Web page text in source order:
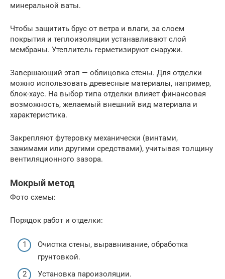
минеральной ваты.
Чтобы защитить брус от ветра и влаги, за слоем
покрытия и теплоизоляции устанавливают слой
мембраны. Утеплитель герметизируют снаружи.
Завершающий этап — облицовка стены. Для отделки
можно использовать древесные материалы, например,
блок-хаус. На выбор типа отделки влияет финансовая
возможность, желаемый внешний вид материала и
характеристика.
Закрепляют футеровку механически (винтами,
зажимами или другими средствами), учитывая толщину
вентиляционного зазора.
Мокрый метод
Фото схемы:
Порядок работ и отделки:
Очистка стены, выравнивание, обработка
грунтовкой.
Установка пароизоляции.